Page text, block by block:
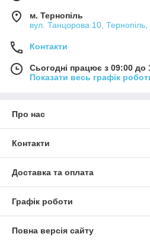
м. Тернопіль
вул. Танцорова 10, Тернопіль,
Контакти
Сьогодні працює з 09:00 до
Показати весь графік
Про нас
Контакти
Доставка та оплата
Графік роботи
Повна версія сайту